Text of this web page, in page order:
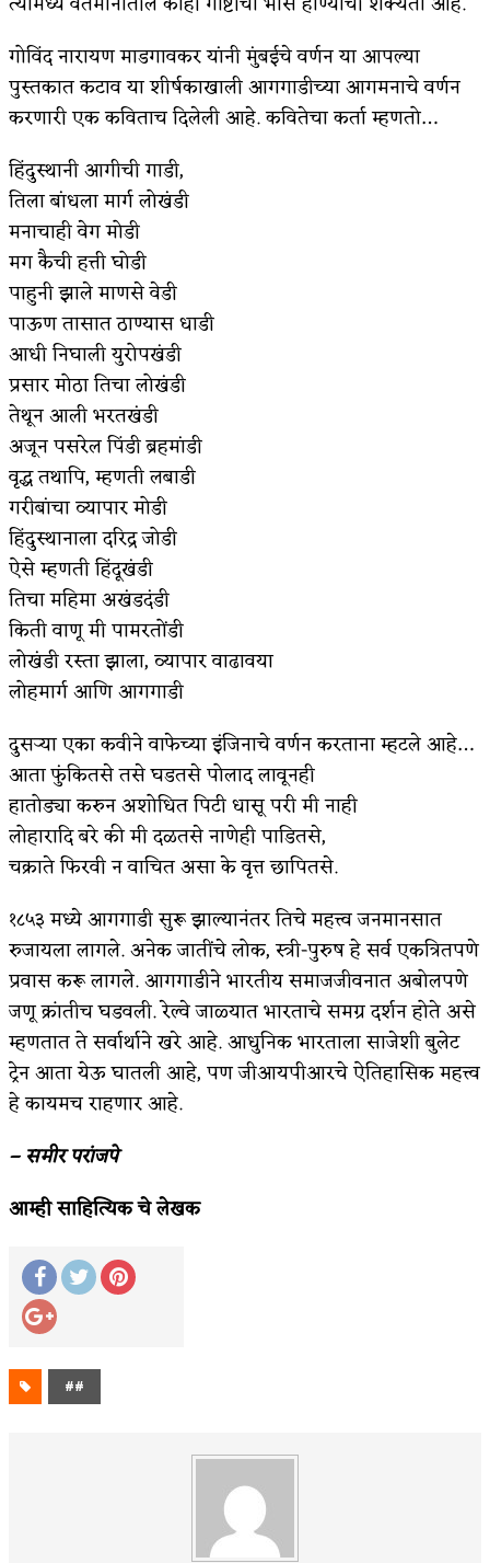
गोविंद नारायण माडगावकर यांनी मुंबईचे वर्णन या आपल्या
पुस्तकात कटाव या शीर्षकाखाली आगगाडीच्या आगमनाचे वर्णन
करणारी एक कविताच दिलेली आहे. कवितेचा कर्ता म्हणतो…
हिंदुस्थानी आगीची गाडी,
तिला बांधला मार्ग लोखंडी
मनाचाही वेग मोडी
मग कैची हत्ती घोडी
पाहुनी झाले माणसे वेडी
पाऊण तासात ठाण्यास धाडी
आधी निघाली युरोपखंडी
प्रसार मोठा तिचा लोखंडी
तेथून आली भरतखंडी
अजून पसरेल पिंडी ब्रहमांडी
वृद्ध तथापि, म्हणती लबाडी
गरीबांचा व्यापार मोडी
हिंदुस्थानाला दरिद्र जोडी
ऐसे म्हणती हिंदूखंडी
तिचा महिमा अखंडदंडी
किती वाणू मी पामरतोंडी
लोखंडी रस्ता झाला, व्यापार वाढावया
लोहमार्ग आणि आगगाडी
दुसऱ्या एका कवीने वाफेच्या इंजिनाचे वर्णन करताना म्हटले आहे…
आता फुंकितसे तसे घडतसे पोलाद लावूनही
हातोड्या करुन अशोधित पिटी धासू परी मी नाही
लोहारादि बरे की मी दळतसे नाणेही पाडितसे,
चक्राते फिरवी न वाचित असा के वृत्त छापितसे.
१८५३ मध्ये आगगाडी सुरू झाल्यानंतर तिचे महत्त्व जनमानसात
रुजायला लागले. अनेक जातींचे लोक, स्त्री-पुरुष हे सर्व एकत्रितपणे
प्रवास करू लागले. आगगाडीने भारतीय समाजजीवनात अबोलपणे
जणू क्रांतीच घडवली. रेल्वे जाळ्यात भारताचे समग्र दर्शन होते असे
म्हणतात ते सर्वार्थाने खरे आहे. आधुनिक भारताला साजेशी बुलेट
ट्रेन आता येऊ घातली आहे, पण जीआयपीआरचे ऐतिहासिक महत्त्व
हे कायमच राहणार आहे.
– समीर परांजपे
आम्ही साहित्यिक चे लेखक
##